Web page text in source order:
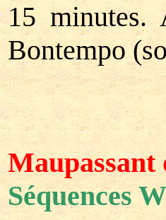
15 minutes.
Bontempo
Maupassant
Séquences